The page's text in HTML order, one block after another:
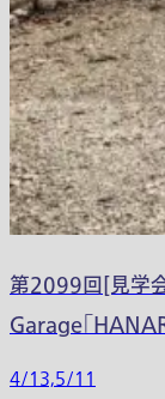
第2099回[見学
Garage「
4/13,5/11